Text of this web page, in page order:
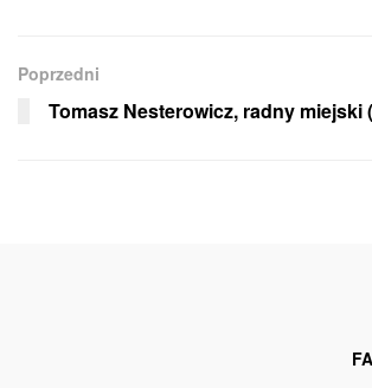
Poprzedni
Tomasz Nesterowicz, radny miejski